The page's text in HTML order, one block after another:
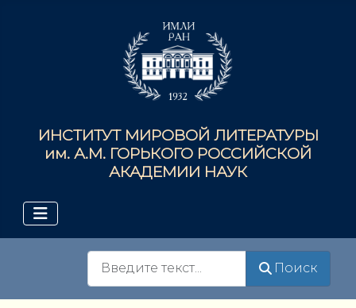
ИНСТИТУТ МИРОВОЙ ЛИТЕРАТУРЫ
им. А.М. ГОРЬКОГО РОССИЙСКОЙ
АКАДЕМИИ НАУК
Поиск